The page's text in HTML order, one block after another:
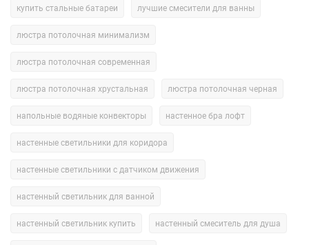
купить стальные батареи лучшие смесители для ванны
люстра потолочная минимализм
люстра потолочная современная
люстра потолочная хрустальная люстра потолочная черная
напольные водяные конвекторы настенное бра лофт
настенные светильники для коридора
настенные светильники с датчиком движения
настенный светильник для ванной
настенный светильник купить настенный смеситель для душа